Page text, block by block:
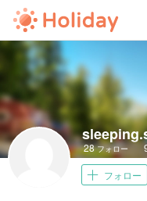
28フォロー
フォロー